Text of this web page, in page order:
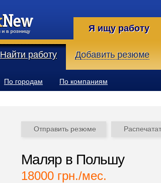
Я ищу работу
Найти работу Добавить резюме
По городам По компаниям
Отправить резюме
Маляр в Польшу
18000 грн./мес.